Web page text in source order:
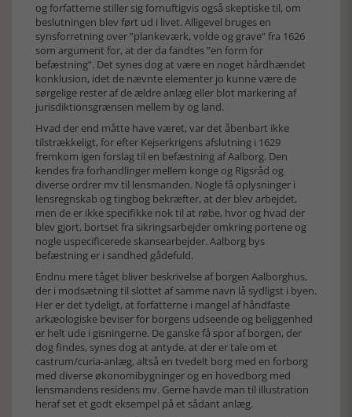
og forfatterne stiller sig fornuftigvis også skeptiske til, om
beslutningen blev ført ud i livet. Alligevel bruges en
synsforretning over ”plankeværk, volde og grave” fra 1626
som argument for, at der da fandtes ”en form for
befæstning”. Det synes dog at være en noget hårdhændet
konklusion, idet de nævnte elementer jo kunne være de
sørgelige rester af de ældre anlæg eller blot markering af
jurisdiktionsgrænsen mellem by og land.
Hvad der end måtte have været, var det åbenbart ikke
tilstrækkeligt, for efter Kejserkrigens afslutning i 1629
fremkom igen forslag til en befæstning af Aalborg. Den
kendes fra forhandlinger mellem konge og Rigsråd og
diverse ordrer mv til lensmanden. Nogle få oplysninger i
lensregnskab og tingbog bekræfter, at der blev arbejdet,
men de er ikke specifikke nok til at røbe, hvor og hvad der
blev gjort, bortset fra sikringsarbejder omkring portene og
nogle uspecificerede skansearbejder. Aalborg bys
befæstning er i sandhed gådefuld.
Endnu mere tåget bliver beskrivelse af borgen Aalborghus,
der i modsætning til slottet af samme navn lå sydligst i byen.
Her er det tydeligt, at forfatterne i mangel af håndfaste
arkæologiske beviser for borgens udseende og beliggenhed
er helt ude i gisningerne. De ganske få spor af borgen, der
dog findes, synes dog at antyde, at der er tale om et
castrum/curia-anlæg, altså en tvedelt borg med en forborg
med diverse økonomibygninger og en hovedborg med
lensmandens residens mv. Gerne havde man til illustration
heraf set et godt eksempel på et sådant anlæg.